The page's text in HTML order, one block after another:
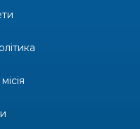
краси, мистецтва